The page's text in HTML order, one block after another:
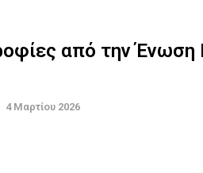
από την Ένωση
4 Μαρτίου 2026